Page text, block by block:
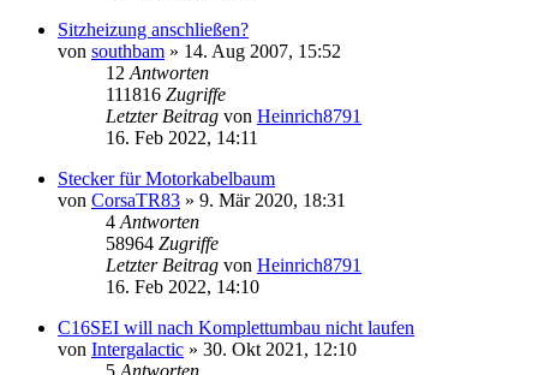
Sitzheizung anschließen?
von southbam » 14. Aug 2007, 15:52
12 Antworten
111816 Zugriffe
Letzter Beitrag von Heinrich8791
16. Feb 2022, 14:11
Stecker für Motorkabelbaum
von CorsaTR83 » 9. Mär 2020, 18:31
4 Antworten
58964 Zugriffe
Letzter Beitrag von Heinrich8791
16. Feb 2022, 14:10
C16SEI will nach Komplettumbau nicht laufen
von Intergalactic » 30. Okt 2021, 12:10
5 Antworten